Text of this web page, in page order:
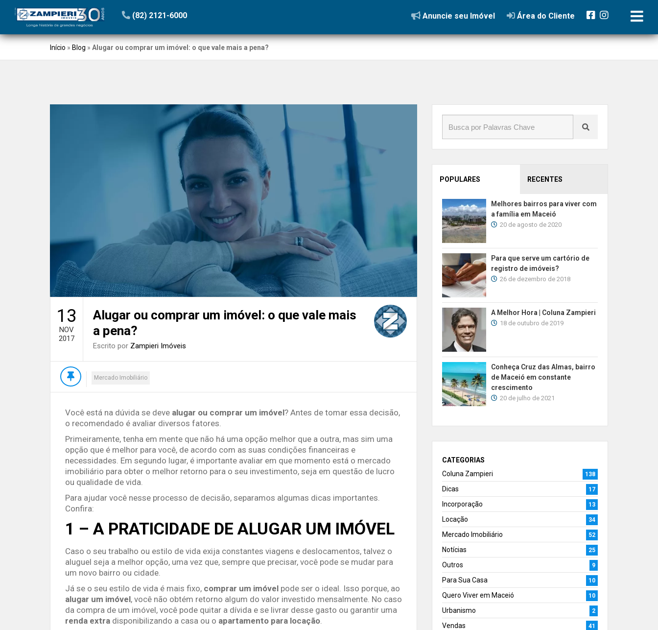
(82) 2121-6000 Anuncie seu Imóvel Área do Cliente
Início » Blog » Alugar ou comprar um imóvel: o que vale mais a pena?
13
NOV
2017
Alugar ou comprar um imóvel: o que vale mais
a pena?
Escrito por Zampieri Imóveis
Mercado Imobiliário
Você está na dúvida se deve alugar ou comprar um imóvel? Antes de tomar essa decisão,
o recomendado é avaliar diversos fatores.
Primeiramente, tenha em mente que não há uma opção melhor que a outra, mas sim uma
opção que é melhor para você, de acordo com as suas condições financeiras e
necessidades. Em segundo lugar, é importante avaliar em que momento está o mercado
imobiliário para obter o melhor retorno para o seu investimento, seja em questão de lucro
ou qualidade de vida.
Para ajudar você nesse processo de decisão, separamos algumas dicas importantes.
Confira:
1 – A PRATICIDADE DE ALUGAR UM IMÓVEL
Caso o seu trabalho ou estilo de vida exija constantes viagens e deslocamentos, talvez o
aluguel seja a melhor opção, uma vez que, sempre que precisar, você pode se mudar para
um novo bairro ou cidade.
Já se o seu estilo de vida é mais fixo, comprar um imóvel pode ser o ideal. Isso porque, ao
alugar um imóvel, você não obtém retorno algum do valor investido mensalmente. No caso
da compra de um imóvel, você pode quitar a dívida e se livrar desse gasto ou garantir uma
renda extra disponibilizando a casa ou o apartamento para locação
POPULARES RECENTES
Melhores bairros para viver com
a família em Maceió
20 de agosto de 2020
Para que serve um cartório de
registro de imóveis?
26 de dezembro de 2018
A Melhor Hora | Coluna Zampieri
18 de outubro de 2019
Conheça Cruz das Almas, bairro
de Maceió em constante
crescimento
20 de julho de 2021
CATEGORIAS
Coluna Zampieri
138
Dicas 17
Incorporação 13
Locação 34
Mercado Imobiliário 52
Notícias 25
Outros 9
Para Sua Casa 10
Quero Viver em Maceió 10
Urbanismo 2
Vendas 41